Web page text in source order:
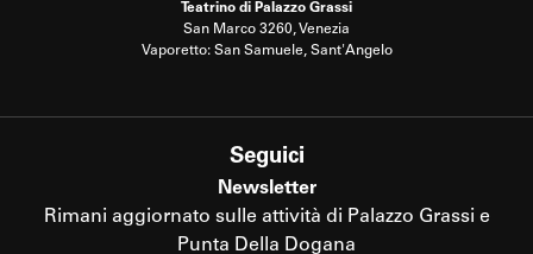
Teatrino di Palazzo Grassi
San Marco 3260, Venezia
Vaporetto: San Samuele, Sant'Angelo
Seguici
Newsletter
Rimani aggiornato sulle attività di Palazzo Grassi e
Punta Della Dogana